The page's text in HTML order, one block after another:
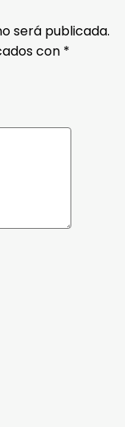
será publicada.
con *